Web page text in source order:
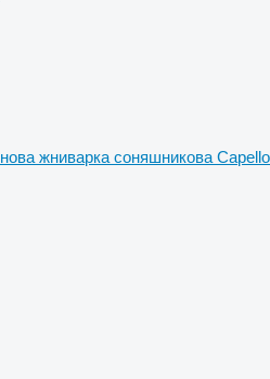
нова жниварка соняшникова Capello